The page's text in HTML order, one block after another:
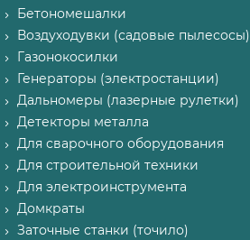
Бетономешалки
Воздуходувки (садовые пылесосы)
Газонокосилки
Генераторы (электростанции)
Дальномеры (лазерные рулетки)
Детекторы металла
Для сварочного оборудования
Для строительной техники
Для электроинструмента
Домкраты
Заточные станки (точило)